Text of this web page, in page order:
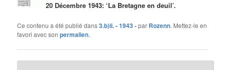
20 Décembre 1943: ‘La Bretagne en deuil’.
Ce contenu a été publié dans3.b)ii. - 1943 -par Rozenn. Mettez-le en
favori avec sonpermalien.